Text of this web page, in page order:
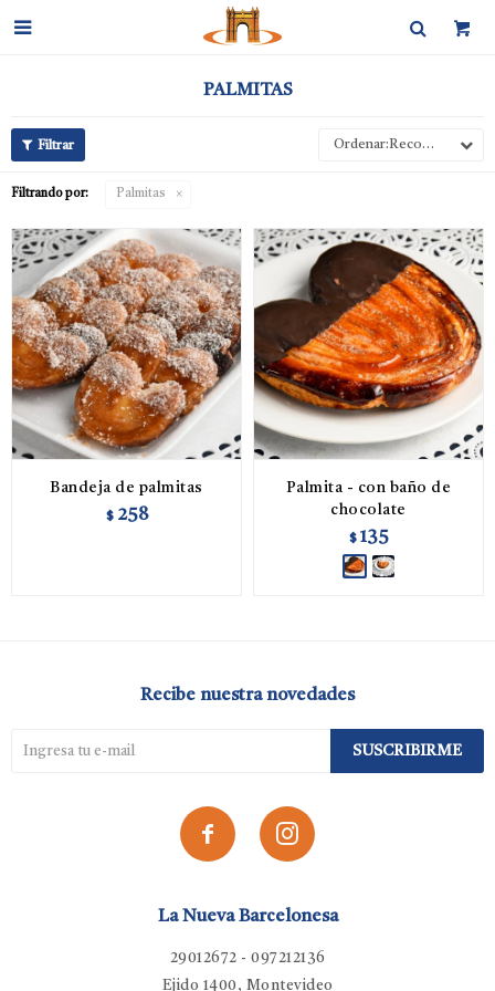

PALMITAS
Recomendados
Filtrando por: Palmitas
Bandeja de palmitas
$ 258
Palmita - con baño de
chocolate
$ 135
La Nueva Barcelonesa
29012672 - 097212136
Ejido 1400, Montevideo
Recibe nuestra novedades
SUSCRIBIRME
 